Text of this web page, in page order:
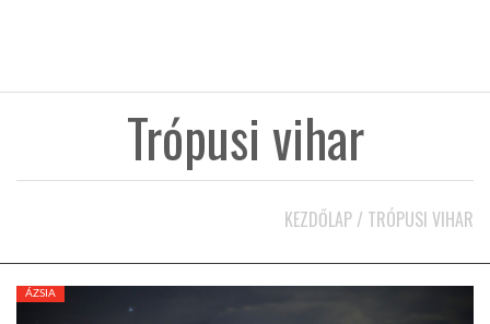
HÍR3D
Trópusi vihar
KEZDŐLAP / TRÓPUSI VIHAR
ÁZSIA